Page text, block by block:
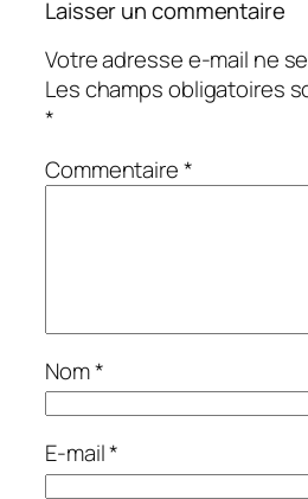
Laisser un commentaire
Votre adresse e-mail ne
Les champs obligatoires
*
Commentaire*
Nom*
E-mail*